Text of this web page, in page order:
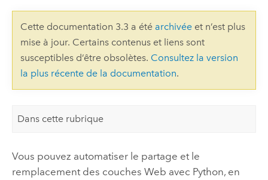
Cette documentation 3.3 a été archivéeet n’est plus
mise à jour. Certains contenus et liens sont
susceptibles d’être obsolètes. Consultez la version
la plus récente de la documentation.
Dans cette rubrique
Vous pouvez automatiser le partage et le
remplacement des couches Web avec Python, en